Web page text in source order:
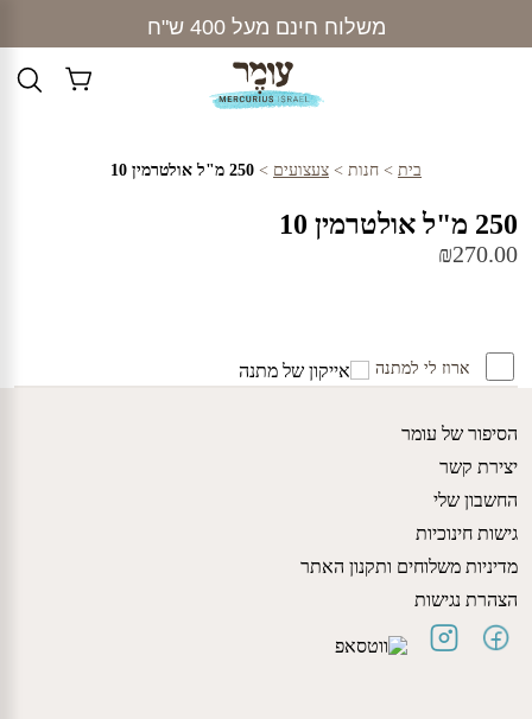
content
משלוח חינם מעל 400 ש"ח
בית > חנות > צעצועים > 250 מ"ל אולטרמין 10
250 מ"ל אולטרמין 10
₪270.00
ארוז לי למתנה
הסיפור של עומר
יצירת קשר
החשבון שלי
גישות חינוכיות
מדיניות משלוחים ותקנון האתר
הצהרת נגישות